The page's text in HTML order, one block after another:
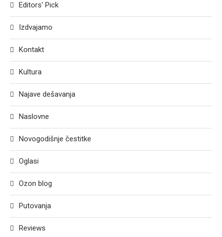
Editors' Pick
Izdvajamo
Kontakt
Kultura
Najave dešavanja
Naslovne
Novogodišnje čestitke
Oglasi
Ozon blog
Putovanja
Reviews